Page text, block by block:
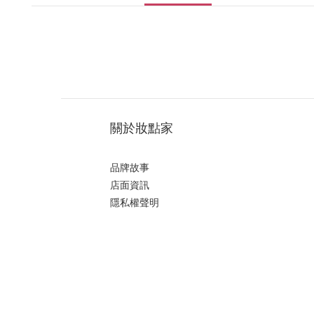
關於妝點家
品牌故事
店面資訊
隱私權聲明